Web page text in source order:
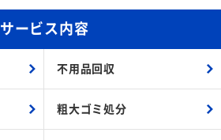
サービス内容
不用品回収
粗大ゴミ処分